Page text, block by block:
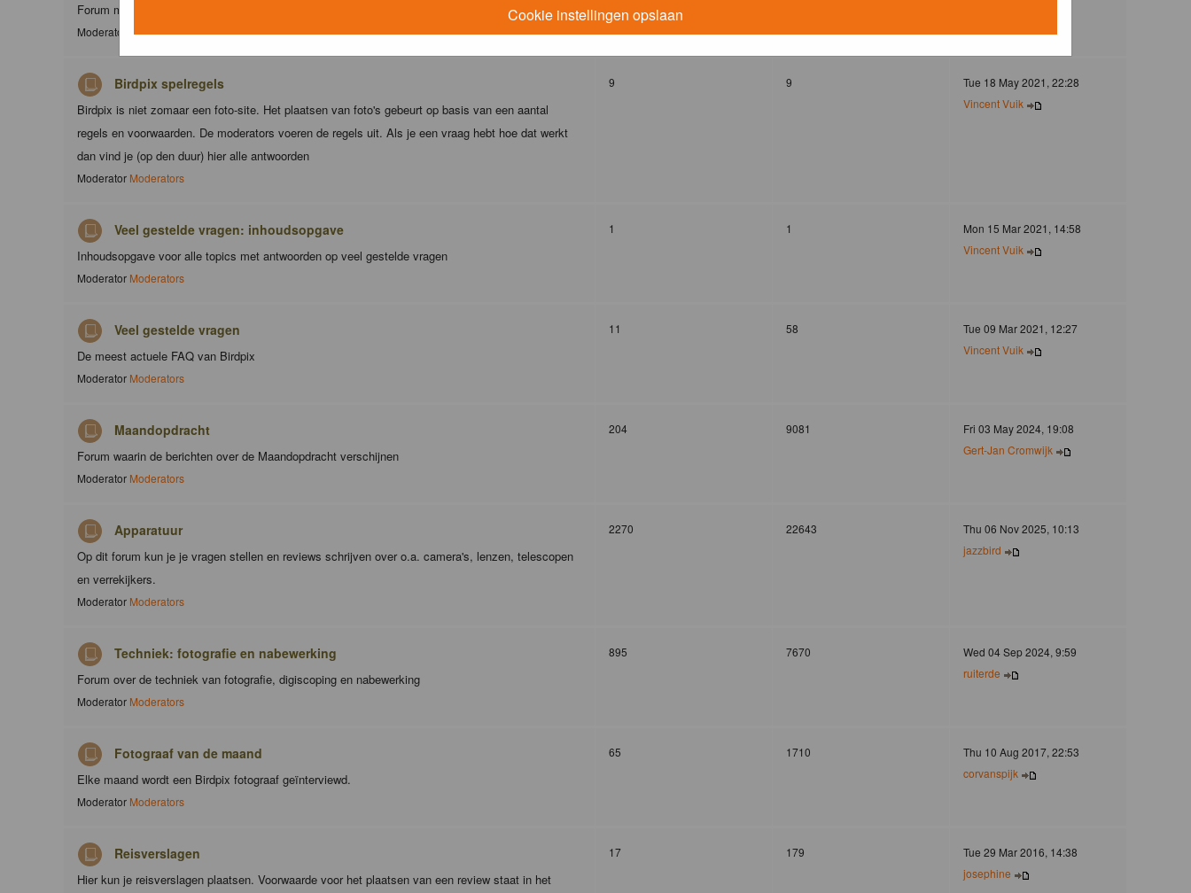
Cookie instellingen opslaan
Forum met nieuwsberichten over Birdpix
Moderator Moderators
Birdpix spelregels
Birdpix is niet zomaar een foto-site. Het plaatsen van foto's gebeurt op basis van een aantal
regels en voorwaarden. De moderators voeren de regels uit. Als je een vraag hebt hoe dat werkt
dan vind je (op den duur) hier alle antwoorden
Moderator Moderators
9 9
Tue 18 May 2021, 22:28
Vincent Vuik
Veel gestelde vragen: inhoudsopgave
Inhoudsopgave voor alle topics met antwoorden op veel gestelde vragen
Moderator Moderators
1 1
Mon 15 Mar 2021, 14:58
Vincent Vuik
Veel gestelde vragen
De meest actuele FAQ van Birdpix
Moderator Moderators
11 58
Tue 09 Mar 2021, 12:27
Vincent Vuik
Maandopdracht
Forum waarin de berichten over de Maandopdracht verschijnen
Moderator Moderators
204 9081
Fri 03 May 2024, 19:08
Gert-Jan Cromwijk
Apparatuur
Op dit forum kun je je vragen stellen en reviews schrijven over o.a. camera's, lenzen, telescopen
en verrekijkers.
Moderator Moderators
2270 22643
Thu 06 Nov 2025, 10:13
jazzbird
Techniek: fotografie en nabewerking
Forum over de techniek van fotografie, digiscoping en nabewerking
Moderator Moderators
895 7670
Wed 04 Sep 2024, 9:59
ruiterde
Fotograaf van de maand
Elke maand wordt een Birdpix fotograaf geïnterviewd.
Moderator Moderators
65 1710
Thu 10 Aug 2017, 22:53
corvanspijk
Reisverslagen
Hier kun je reisverslagen plaatsen. Voorwaarde voor het plaatsen van een review staat in het
17 179
Tue 29 Mar 2016, 14:38
josephine